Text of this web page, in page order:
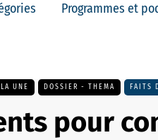
Programmes et
UNE DOSSIER - THEMA FAITS
pour